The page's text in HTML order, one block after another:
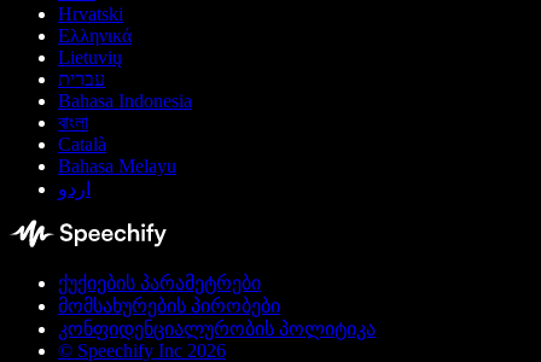
Hrvatski
Ελληνικά
Lietuvių
עברית
Bahasa Indonesia
বাংলা
Català
Bahasa Melayu
اردو
ქუქიების პარამეტრები
მომსახურების პირობები
კონფიდენციალურობის პოლიტიკა
© Speechify Inc 2026